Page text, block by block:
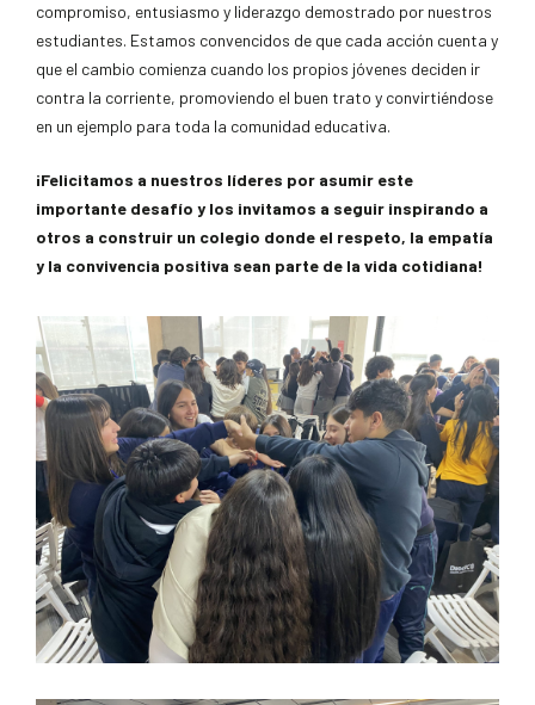
compromiso, entusiasmo y liderazgo demostrado por nuestros
estudiantes. Estamos convencidos de que cada acción cuenta y
que el cambio comienza cuando los propios jóvenes deciden ir
contra la corriente, promoviendo el buen trato y convirtiéndose
en un ejemplo para toda la comunidad educativa.
¡Felicitamos a nuestros líderes por asumir este
importante desafío y los invitamos a seguir inspirando a
otros a construir un colegio donde el respeto, la empatía
y la convivencia positiva sean parte de la vida cotidiana!